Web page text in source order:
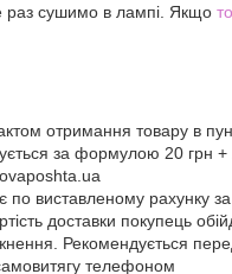
раз сушимо в лампі. Якщо
отримання товару в
за формулою 20 грн
по виставленому рахунку
доставки покупець
Рекомендується
телефоном